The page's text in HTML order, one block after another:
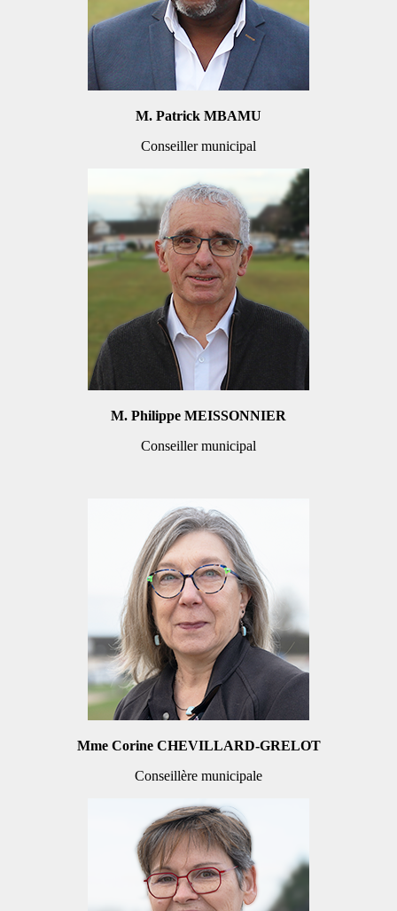
M. Patrick MBAMU
Conseiller municipal
M. Philippe MEISSONNIER
Conseiller municipal
Mme Corine CHEVILLARD-GRELOT
Conseillère municipale